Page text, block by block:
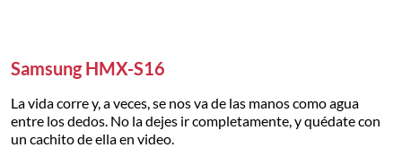
Samsung HMX-S16
La vida corre y, a veces, se nos va de las manos como agua
entre los dedos. No la dejes ir completamente, y quédate con
un cachito de ella en video.